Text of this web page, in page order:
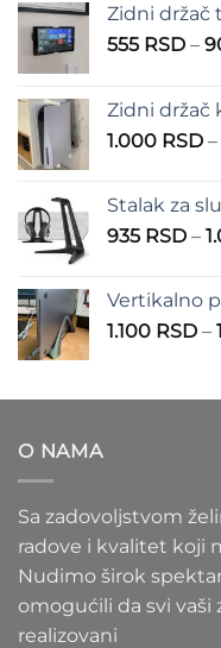
Zidni držač
555 RSD –
Zidni držač
1.000 RSD –
Stalak za
935 RSD –
Vertikalno
1.100 RSD –
O NAMA
Sa zadovoljstvom
radove i kvalitet koji
Nudimo širok
omogućili da svi
realizovani